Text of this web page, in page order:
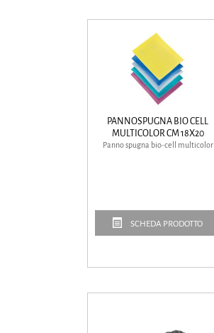
PANNOSPUGNA BIO CELL
MULTICOLOR CM 18X20
Panno spugna bio-cell multicolor
SCHEDA PRODOTTO